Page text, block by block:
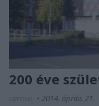
200 éve
caruso_ • 2014. április 21.